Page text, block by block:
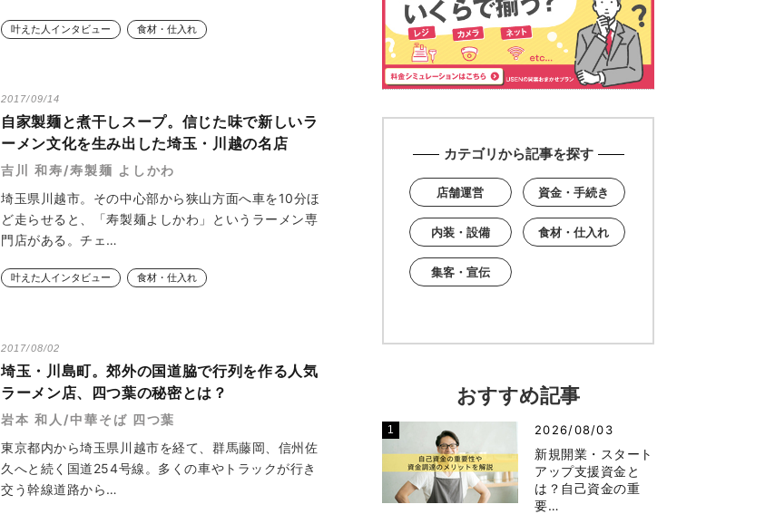
叶えた人インタビュー 食材・仕入れ
2017/09/14
自家製麺と煮干しスープ。信じた味で新しいラ
ーメン文化を生み出した埼玉・川越の名店
吉川 和寿/寿製麺 よしかわ
埼玉県川越市。その中心部から狭山方面へ車を10分ほ
ど走らせると、「寿製麺よしかわ」というラーメン専
門店がある。チェ…
叶えた人インタビュー 食材・仕入れ
2017/08/02
埼玉・川島町。郊外の国道脇で行列を作る人気
ラーメン店、四つ葉の秘密とは？
岩本 和人/中華そば 四つ葉
東京都内から埼玉県川越市を経て、群馬藤岡、信州佐
久へと続く国道254号線。多くの車やトラックが行き
交う幹線道路から…
カテゴリから記事を探す
店舗運営 資金・手続き
内装・設備 食材・仕入れ
集客・宣伝
おすすめ記事
2026/08/03
新規開業・スタート
アップ支援資金と
は？自己資金の重
要…